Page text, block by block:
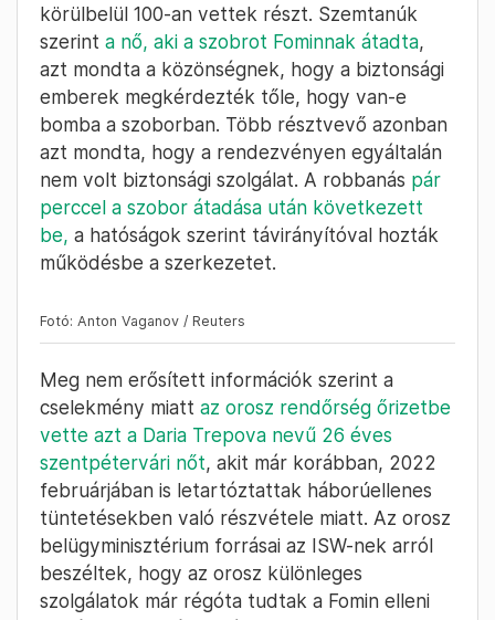
körülbelül 100-an vettek részt. Szemtanúk
szerint a nő, aki a szobrot Fominnak átadta,
azt mondta a közönségnek, hogy a biztonsági
emberek megkérdezték tőle, hogy van-e
bomba a szoborban. Több résztvevő azonban
azt mondta, hogy a rendezvényen egyáltalán
nem volt biztonsági szolgálat. A robbanás pár
perccel a szobor átadása után következett
be, a hatóságok szerint távirányítóval hozták
működésbe a szerkezetet.
Fotó: Anton Vaganov / Reuters